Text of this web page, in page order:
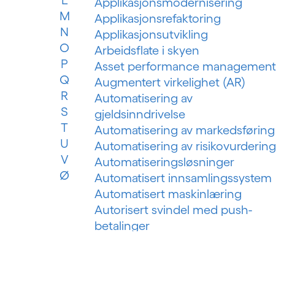
M
N
O
P
Q
R
S
T
U
V
Ø
Applikasjonsrefaktoring
Applikasjonsutvikling
Arbeidsflate i skyen
Asset performance management
Augmentert virkelighet (AR)
Automatisering av
gjeldsinndrivelse
Automatisering av markedsføring
Automatisering av risikovurdering
Automatiseringsløsninger
Automatisert innsamlingssystem
Automatisert maskinlæring
Autorisert svindel med push-
betalinger